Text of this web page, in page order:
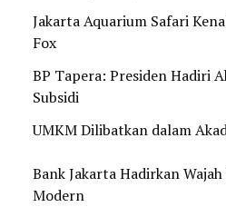
Jakarta Aquarium Safari
Fox
BP Tapera: Presiden Hadiri
Subsidi
UMKM Dilibatkan dalam
Bank Jakarta Hadirkan
Modern